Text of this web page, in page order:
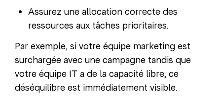
Assurez une allocation correcte des
ressources aux tâches prioritaires.
Par exemple, si votre équipe marketing est
surchargée avec une campagne tandis que
votre équipe IT a de la capacité libre, ce
déséquilibre est immédiatement visible.